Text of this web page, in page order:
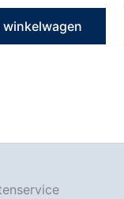
winkelwagen